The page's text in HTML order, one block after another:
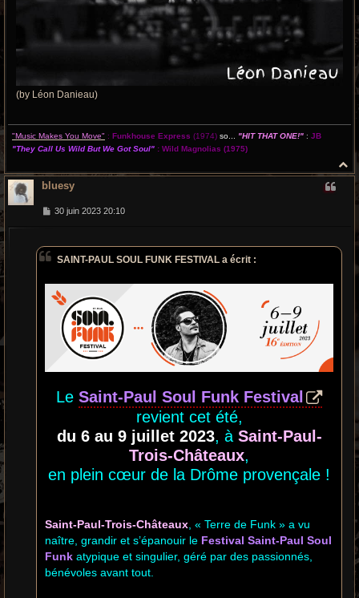
(by Léon Danieau)
"Music Makes You Move" : Funkhouse Express (1974) so... "HIT THAT ONE!" : JB
"They Call Us Wild But We Got Soul" : Wild Magnolias (1975)
a
bluesy
M
g
30 juin 2023 20:10
SAINT-PAUL SOUL FUNK FESTIVAL a écrit :
Le Saint-Paul Soul Funk Festival
revient cet été,
du 6 au 9 juillet 2023, à Saint-Paul-
Trois-Châteaux,
en plein cœur de la Drôme provençale !
Saint-Paul-Trois-Châteaux, « Terre de Funk » a vu
naître, grandir et s’épanouir le Festival Saint-Paul Soul
Funk atypique et singulier, géré par des passionnés,
bénévoles avant tout.